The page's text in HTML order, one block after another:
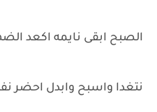
الصبح ابقى نايمه اكعد
نتغدا واسبح وابدل احضر